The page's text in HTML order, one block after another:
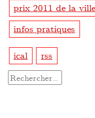
prix 2011 de la
infos pratiques
ical rss
Rechercher :